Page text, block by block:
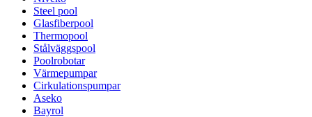
Steel pool
Glasfiberpool
Thermopool
Stålväggspool
Poolrobotar
Värmepumpar
Cirkulationspumpar
Aseko
Bayrol